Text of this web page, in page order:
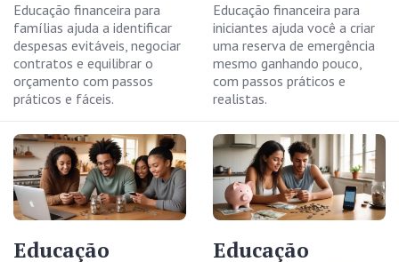
Educação financeira para
famílias ajuda a identificar
despesas evitáveis, negociar
contratos e equilibrar o
orçamento com passos
práticos e fáceis.
Educação financeira para
iniciantes ajuda você a criar
uma reserva de emergência
mesmo ganhando pouco,
com passos práticos e
realistas.
Educação
Educação